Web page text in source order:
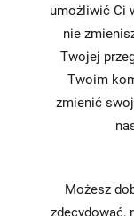
umożliwić Ci
nie
Twojej
Twoim
zmienić
Możesz
zdecydować,